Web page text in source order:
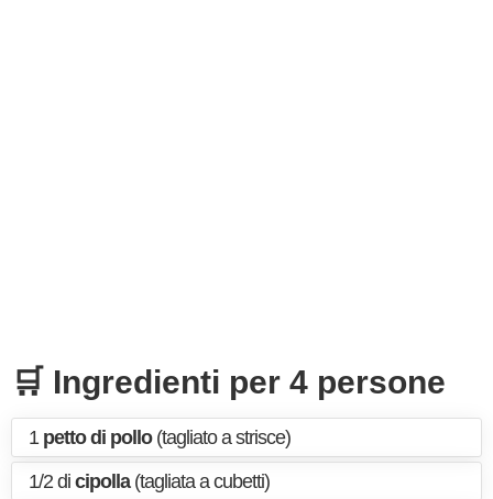
🛒 Ingredienti per 4 persone
1 petto di pollo(tagliato a strisce)
1/2 di cipolla(tagliata a cubetti)